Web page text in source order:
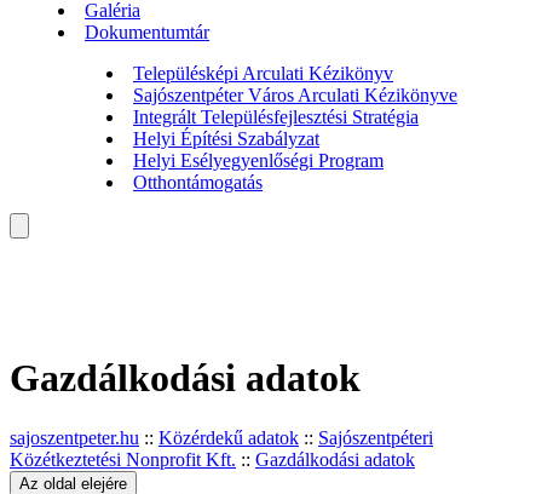
Galéria
Dokumentumtár
Településképi Arculati Kézikönyv
Sajószentpéter Város Arculati Kézikönyve
Integrált Településfejlesztési Stratégia
Helyi Építési Szabályzat
Helyi Esélyegyenlőségi Program
Otthontámogatás
Gazdálkodási adatok
sajoszentpeter.hu :: Közérdekű adatok :: Sajószentpéteri
Közétkeztetési Nonprofit Kft. :: Gazdálkodási adatok
Az oldal elejére